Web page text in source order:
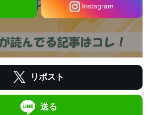
Instagram
リポスト
送る